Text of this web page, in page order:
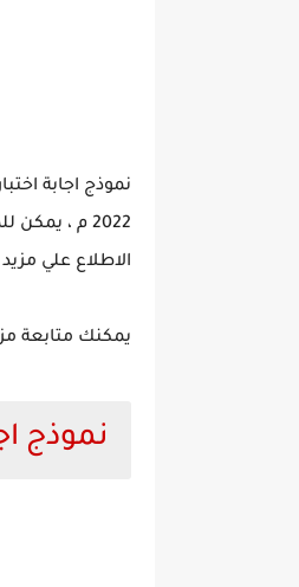
2022 م ،
الاطلاع علي
يمكنك متابعة
نموذج